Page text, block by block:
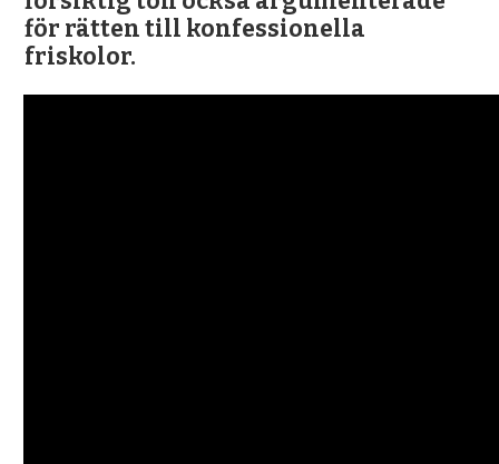
för rätten till konfessionella
friskolor.